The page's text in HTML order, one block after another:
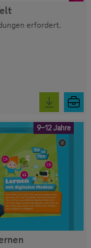
erfordert.
9-12 Jahre